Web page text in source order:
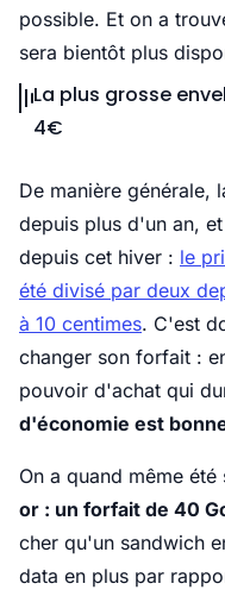
possible. Et on a
sera bientôt plus
La plus grosse
4€
De manière générale,
depuis plus d'un an,
depuis cet hiver : le
été divisé par deux
à 10 centimes. C'est
changer son forfait :
pouvoir d'achat qui
d'économie est
On a quand même
or : un forfait de 40
cher qu'un sandwich
data en plus par